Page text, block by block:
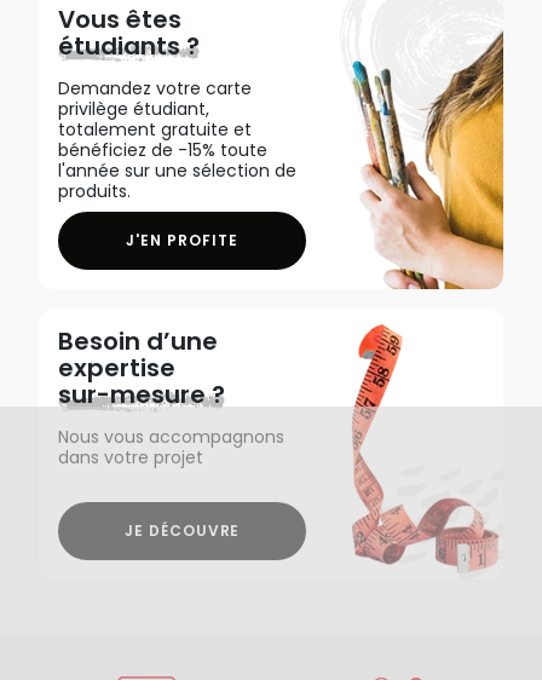
Vous êtes
étudiants ?
Demandez votre carte
privilège étudiant,
totalement gratuite et
bénéficiez de -15% toute
l'année sur une sélection de
produits.
J'EN PROFITE
Besoin d’une
expertise
sur-mesure ?
Nous vous accompagnons
dans votre projet
JE DÉCOUVRE